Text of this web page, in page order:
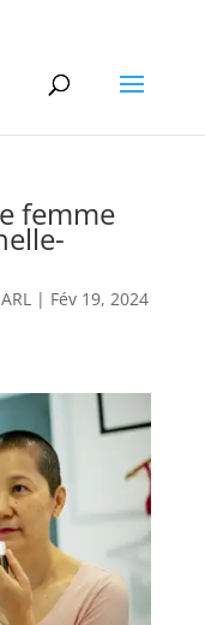
femme
| Fév 19, 2024